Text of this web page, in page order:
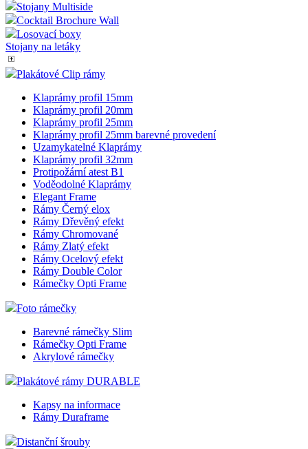
Stojany Multiside
Cocktail Brochure Wall
Losovací boxy
Stojany na letáky
Plakátové Clip rámy
Klaprámy profil 15mm
Klaprámy profil 20mm
Klaprámy profil 25mm
Klaprámy profil 25mm barevné provedení
Uzamykatelné Klaprámy
Klaprámy profil 32mm
Protipožární atest B1
Voděodolné Klaprámy
Elegant Frame
Rámy Černý elox
Rámy Dřevěný efekt
Rámy Chromované
Rámy Zlatý efekt
Rámy Ocelový efekt
Rámy Double Color
Rámečky Opti Frame
Foto rámečky
Barevné rámečky Slim
Rámečky Opti Frame
Akrylové rámečky
Plakátové rámy DURABLE
Kapsy na informace
Rámy Duraframe
Distanční šrouby